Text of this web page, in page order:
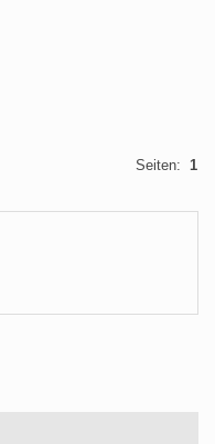
Seiten: 1